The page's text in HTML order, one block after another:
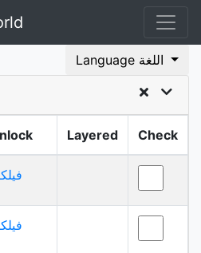
Layered Check